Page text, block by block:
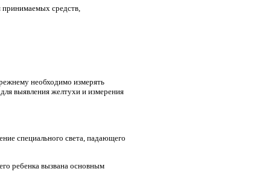
принимаемых средств,
необходимо измерять
выявления желтухи и измерения
специального света, падающего
ребенка вызвана основным